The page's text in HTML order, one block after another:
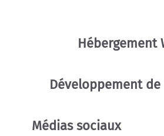
Hébergement
Développement de
Médias sociaux